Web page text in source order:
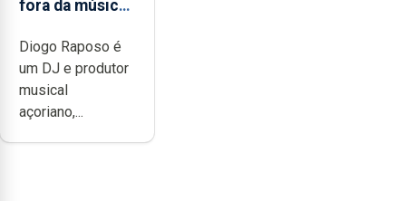
fora da música
noção do quão
difícil é
produzir uma
música”
Diogo Raposo é
um DJ e produtor
musical
açoriano,...